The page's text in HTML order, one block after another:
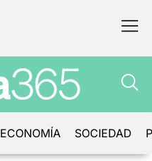
ECONOMÍA SOCIEDAD